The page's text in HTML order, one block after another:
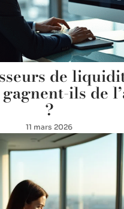
de
ils de
?
11 mars 2026